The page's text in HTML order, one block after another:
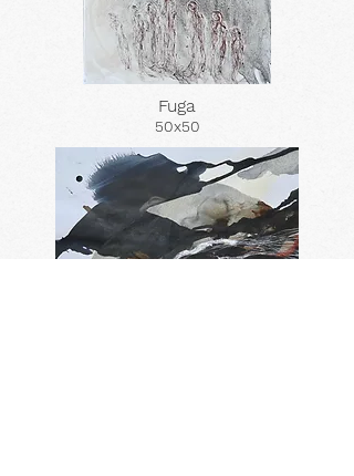
Fuga
50x50